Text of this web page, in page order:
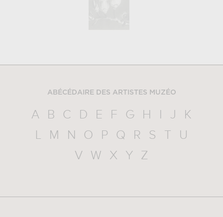
ABÉCÉDAIRE DES ARTISTES MUZÉO
A B C D E F G H J
K
L
M N O P Q R S
U
V
W X Y Z